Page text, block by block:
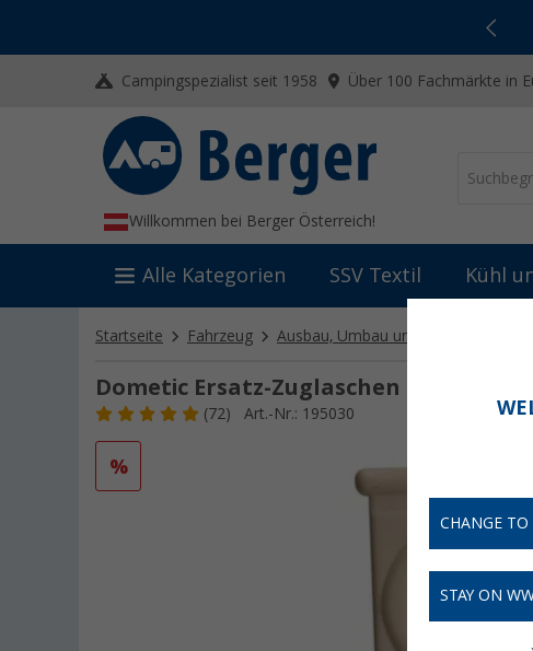
Campingspezialist seit 1958 Über 100 Fachmärkte in
Willkommen bei Berger Österreich!
Alle Kategorien SSV Textil Kühl
Startseite Fahrzeug Ausbau, Umbau und Innenausbau
Dometic Ersatz-Zuglaschen
(72) Art.-Nr.: 195030
%
CHANGE
STAY ON